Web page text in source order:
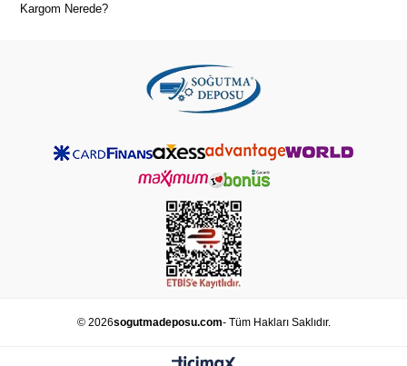
Kargom Nerede?
© 2026sogutmadeposu.com- Tüm Hakları Saklıdır.